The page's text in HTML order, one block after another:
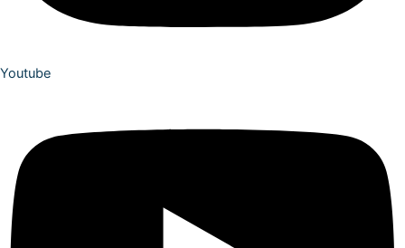
Youtube